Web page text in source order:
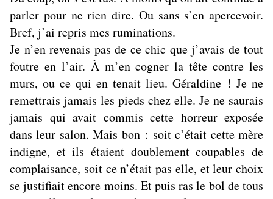
parler pour ne rien dire. Ou sans s’en apercevoir.
Bref, j’ai repris mes ruminations.
Je n’en revenais pas de ce chic que j’avais de tout
foutre en l’air. À m’en cogner la tête contre les
murs, ou ce qui en tenait lieu. Géraldine ! Je ne
remettrais jamais les pieds chez elle. Je ne saurais
jamais qui avait commis cette horreur exposée
dans leur salon. Mais bon : soit c’était cette mère
indigne, et ils étaient doublement coupables de
complaisance, soit ce n’était pas elle, et leur choix
se justifiait encore moins. Et puis ras le bol de tous